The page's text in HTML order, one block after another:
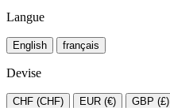
Langue
English français
Devise
CHF (CHF) EUR (€) GBP (£)